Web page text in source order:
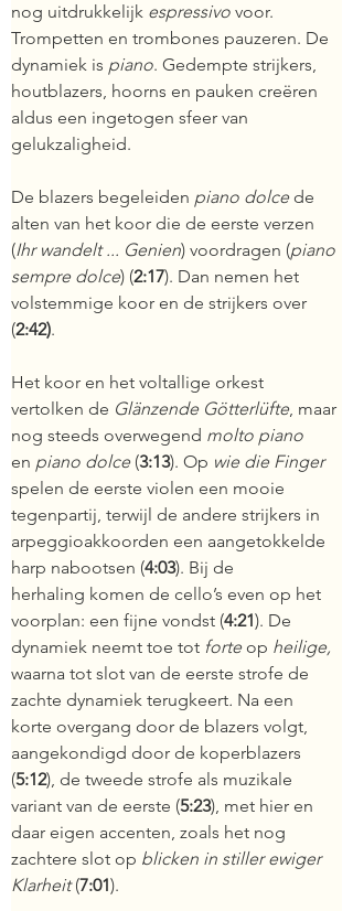
nog uitdrukkelijk espressivo voor.
Trompetten en trombones pauzeren. De
dynamiek is piano. Gedempte strijkers,
houtblazers, hoorns en pauken creëren
aldus een ingetogen sfeer van
gelukzaligheid.
De blazers begeleiden piano dolce de
alten van het koor die de eerste verzen
(Ihr wandelt ... Genien) voordragen (piano
sempre dolce) (2:17). Dan nemen het
volstemmige koor en de strijkers over
(2:42).
Het koor en het voltallige orkest
vertolken de Glänzende Götterlüfte, maar
nog steeds overwegend molto piano
en piano dolce (3:13). Op wie die Finger
spelen de eerste violen een mooie
tegenpartij, terwijl de andere strijkers in
arpeggioakkoorden een aangetokkelde
harp nabootsen (4:03). Bij de
herhaling komen de cello’s even op het
voorplan: een fijne vondst (4:21). De
dynamiek neemt toe tot forte op heilige,
waarna tot slot van de eerste strofe de
zachte dynamiek terugkeert. Na een
korte overgang door de blazers volgt,
aangekondigd door de koperblazers
(5:12), de tweede strofe als muzikale
variant van de eerste (5:23), met hier en
daar eigen accenten, zoals het nog
zachtere slot op blicken in stiller ewiger
Klarheit (7:01).